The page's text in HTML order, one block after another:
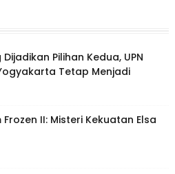
Pilihan Kedua, UPN
Tetap Menjadi
Frozen II: Misteri Kekuatan Elsa